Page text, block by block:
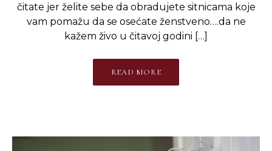
čitate jer želite sebe da obradujete sitnicama koje
vam pomažu da se osećate ženstveno….da ne
kažem živo u čitavoj godini […]
READ MORE